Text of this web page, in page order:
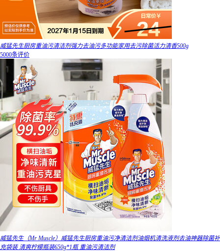
威猛先生厨房重油污清洁剂强力去油污多功能家用去污除菌活力清香500g
5000条评价
威猛先生（Mr Muscle）威猛先生厨房重油污净清洁剂油烟机清洗液剂去油神器除菌补
充袋装 清爽柠檬瓶装650g*1瓶 重油污清洁剂